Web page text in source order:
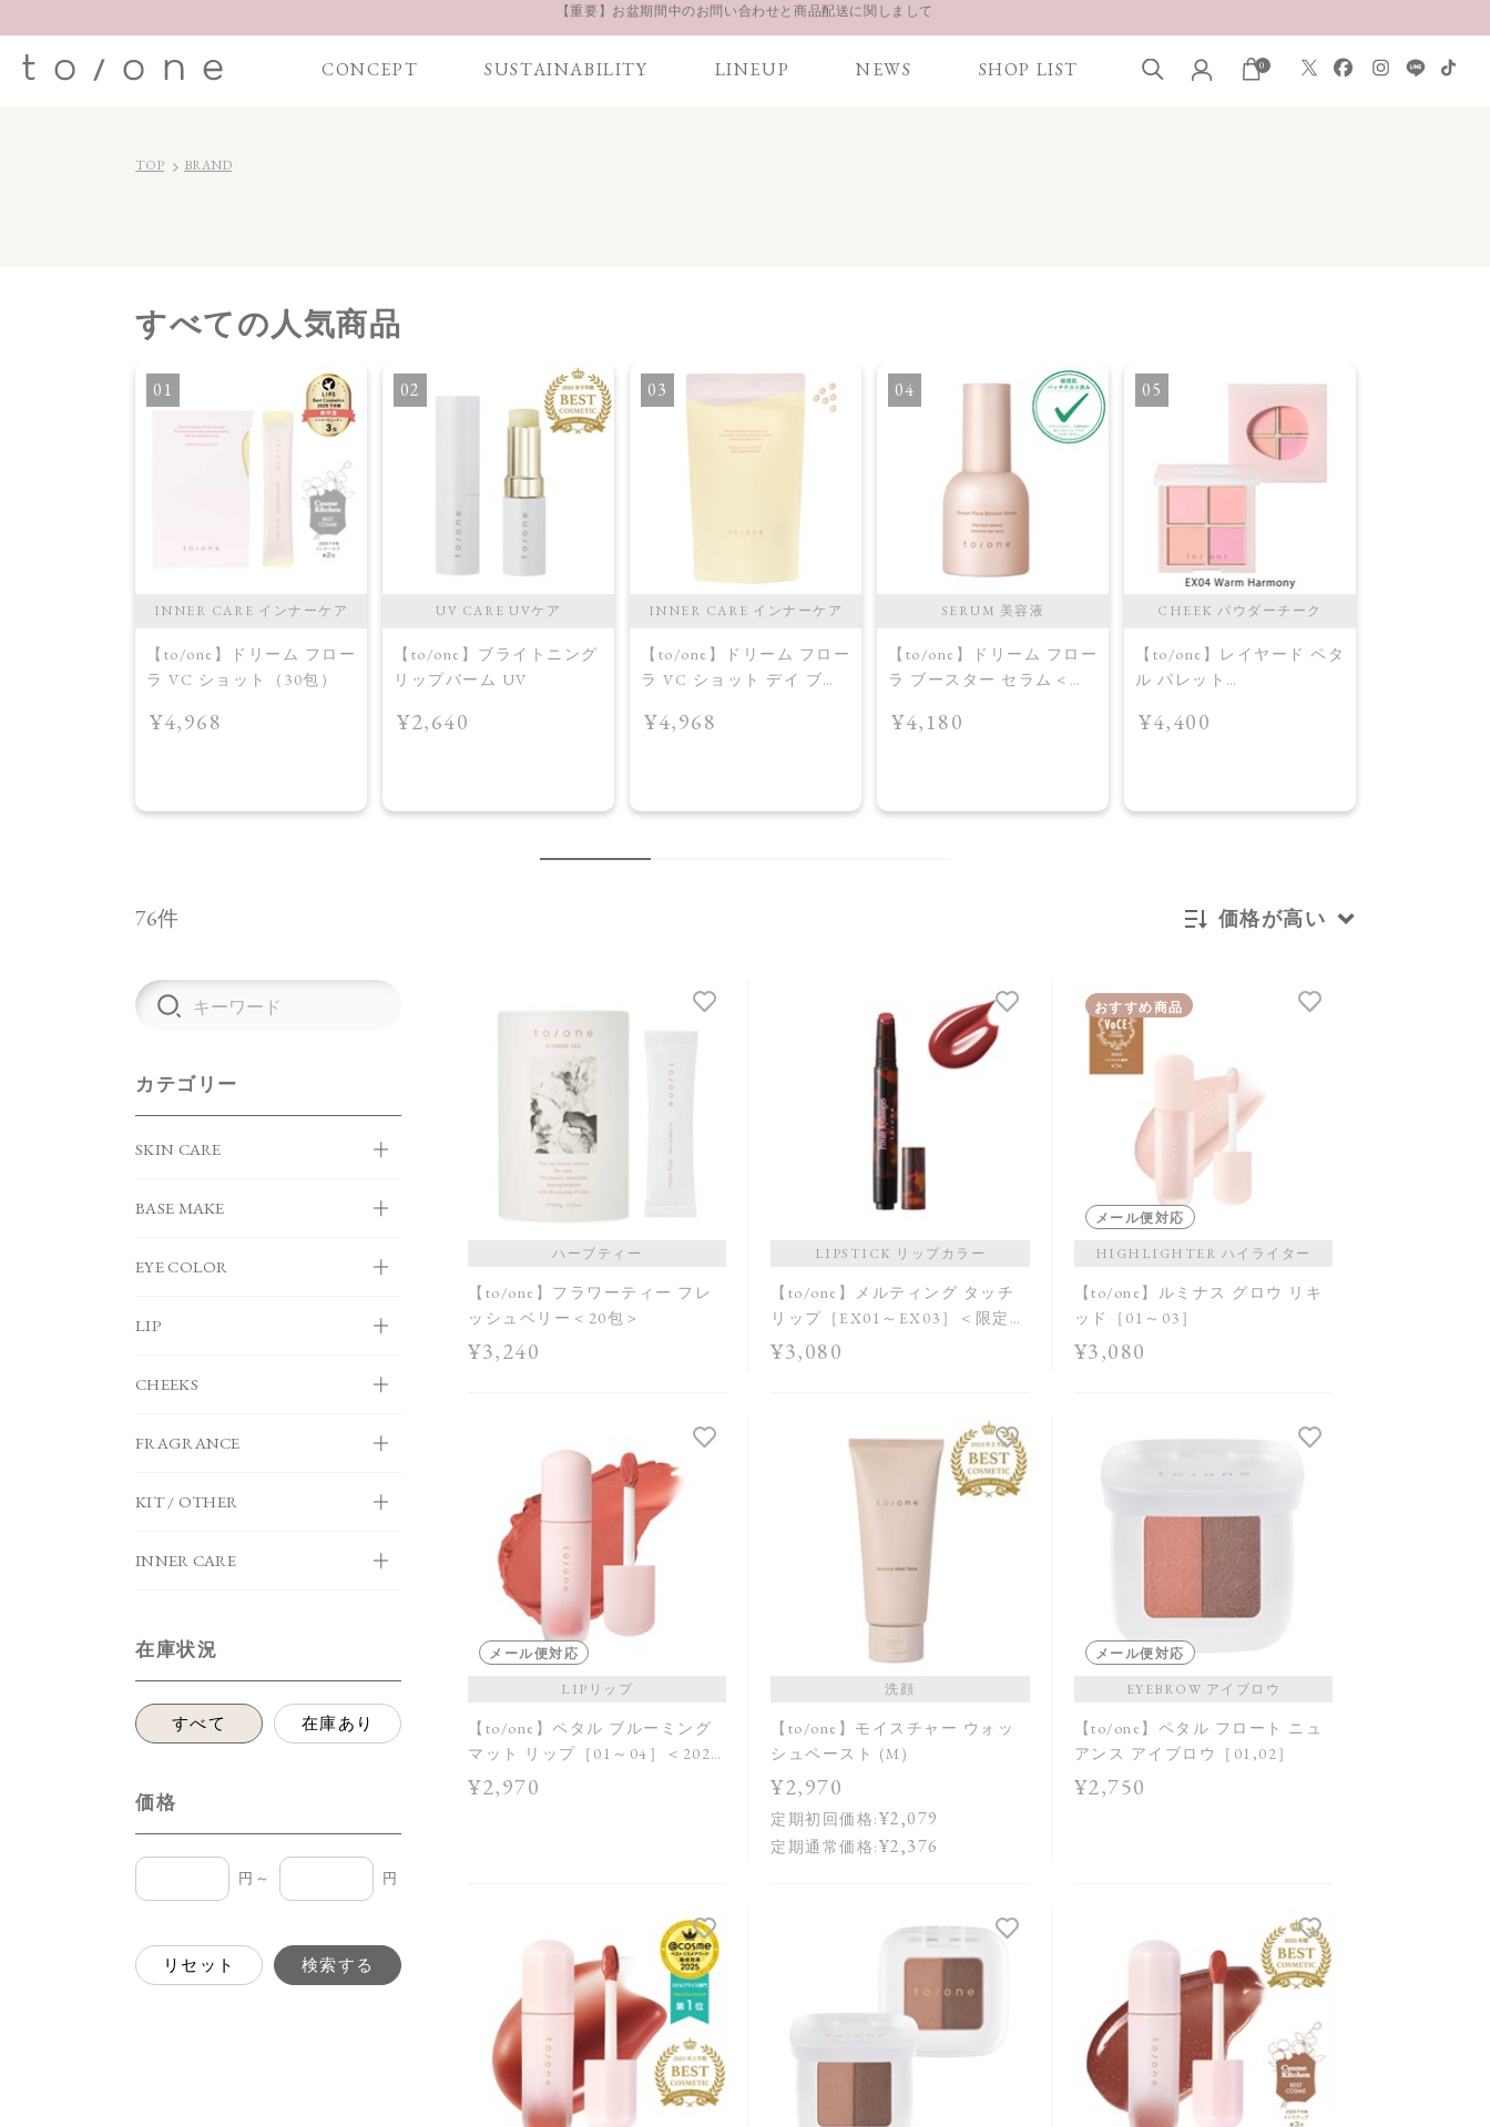
お得な定期購入コースはこちら
CONCEPT SUSTAINABILITY LINEUP NEWS SHOP LIST 0
TOP BRAND
すべての人気商品
1
INNER CARE インナーケア
【to/one】ドリーム フロー
ラ VC ショット（30包）
¥4,968
2
UV CARE UVケア
【to/one】ブライトニング
リップバーム UV
¥2,640
3
INNER CARE インナーケア
【to/one】ドリーム フロー
ラ VC ショット デイ ブラ
品＞
¥4,968
4
SERUM 美容液
【to/one】ドリーム フロー
ラ ブースター セラム＜導
¥4,180
5
CHEEK パウダーチーク
【to/one】レイヤード ペタ
ル パレット
AW Collection＞EX04
¥4,400
76件 価格が高い
価格が高い
レビューが多い順
レビュー評価が高い順
人気順
カテゴリー
SKIN CARE
BASE MAKE
EYE COLOR
LIP
CHEEKS
FRAGRANCE
KIT / OTHER
INNER CARE
在庫状況
すべて 在庫あり
価格
円～ 円
リセット 検索する
ハーブティー
【to/one】フラワーティー フレ
ッシュベリー＜20包＞
¥3,240
LIPSTICK リップカラー
【to/one】メルティング タッチ
リップ［EX01～EX03］＜限定品
＞
¥3,080
おすすめ商品
メール便対応
HIGHLIGHTER ハイライター
【to/one】ルミナス グロウ リキ
ッド［01～03］
¥3,080
メール便対応
LIPリップ
【to/one】ペタル ブルーミング
マット リップ［01～04］＜2026
SS Collection＞
¥2,970
洗顔
【to/one】モイスチャー ウォッ
シュペースト (M)
¥2,970
定期初回価格:¥2,079
定期通常価格:¥2,376
メール便対応
EYEBROW アイブロウ
【to/one】ペタル フロート ニュ
アンス アイブロウ［01,02］
¥2,750